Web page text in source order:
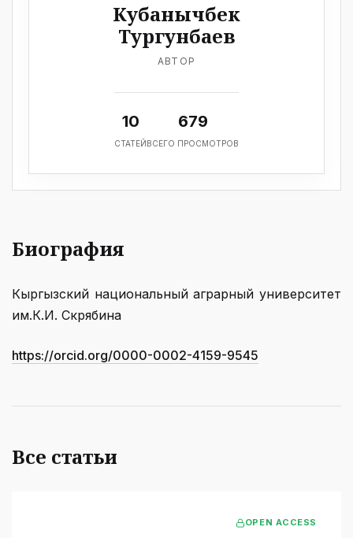
Кубанычбек
Тургунбаев
АВТОР
10
СТАТЕЙ
679
ВСЕГО ПРОСМОТРОВ
Биография
Кыргызский национальный аграрный университет
им.К.И. Скрябина
https://orcid.org/0000-0002-4159-9545
Все статьи
OPEN ACCESS